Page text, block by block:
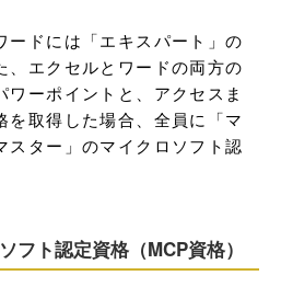
ードには「エキスパート」の
、エクセルとワードの両方の
ワーポイントと、アクセスま
を取得した場合、全員に「マ
スター」のマイクロソフト認
フト認定資格（MCP資格）